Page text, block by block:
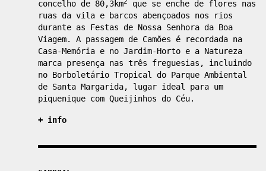
concelho de 80,3km
que se enche de flores nas
ruas da vila e barcos abençoados nos rios
durante as Festas de Nossa Senhora da Boa
Viagem. A passagem de Camões é recordada na
Casa-Memória e no Jardim-Horto e a Natureza
marca presença nas três freguesias, incluindo
no Borboletário Tropical do Parque Ambiental
de Santa Margarida, lugar ideal para um
piquenique com Queijinhos do Céu.
+ info